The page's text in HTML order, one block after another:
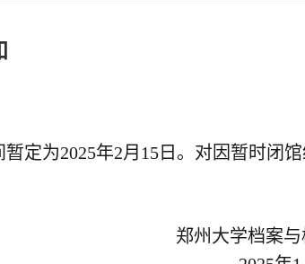
定为2025年2月15日。对因暂时闭
郑州大学档案